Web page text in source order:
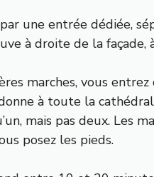
par une entrée dédiée,
à droite de la façade,
marches, vous
à toute la
mais pas deux. Les
posez les pieds.